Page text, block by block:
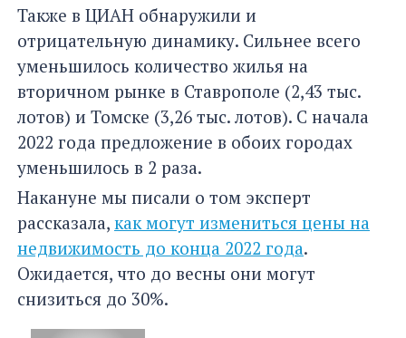
Также в ЦИАН обнаружили и
отрицательную динамику. Сильнее всего
уменьшилось количество жилья на
вторичном рынке в Ставрополе (2,43 тыс.
лотов) и Томске (3,26 тыс. лотов). С начала
2022 года предложение в обоих городах
уменьшилось в 2 раза.
Накануне мы писали о том эксперт
рассказала, как могут измениться цены на
недвижимость до конца 2022 года.
Ожидается, что до весны они могут
снизиться до 30%.